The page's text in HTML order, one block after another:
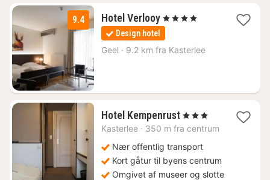
9.4 Hotel Verlooy1
nat
fra
1443
, 4 Stjerner
Design hotel
Geel · 9.2 km fra Kasterlee
Hotel Kempenrust1
nat
562
kr.
, 3 Stjerner
Kasterlee · 350 m fra centrum
Nær offentlig transport
Kort gåtur til byens centrum
Omgivet af museer og slotte